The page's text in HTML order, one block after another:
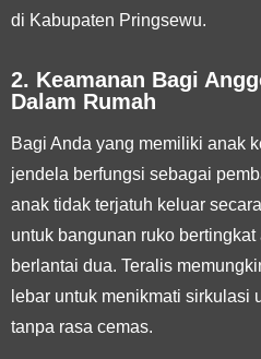
di Kabupaten Pringsewu.
2. Keamanan Bagi
Dalam Rumah
Bagi Anda yang memiliki anak
jendela berfungsi sebagai
anak tidak terjatuh keluar
untuk bangunan ruko
berlantai dua. Teralis
lebar untuk menikmati sirkulasi
tanpa rasa cemas.